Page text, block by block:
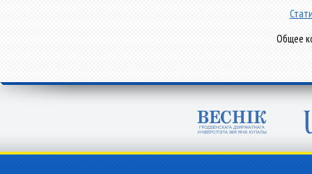
Общее